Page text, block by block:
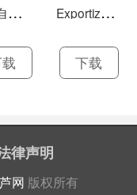
企
业自助建站系统 9.0 E
xportizer 9.0.8
下载
律声明
网 版权所有